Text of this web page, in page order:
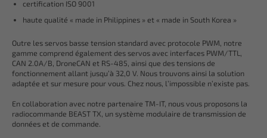
certification ISO 9001
haute qualité « made in Philippines » et « made in South Korea »
Outre les servos basse tension standard avec protocole PWM, notre
gamme comprend également des servos avec interfaces PWM/TTL,
CAN 2.0A/B, DroneCAN et RS-485, ainsi que des tensions de
fonctionnement allant jusqu’à 32,0 V. Nous trouvons ainsi la solution
adaptée et sur mesure pour vous. Chez nous, l’impossible n’existe pas.
En collaboration avec notre partenaire TM-IT, nous vous proposons la
radiocommande BEAST TX, un système modulaire de transmission de
données et de commande.